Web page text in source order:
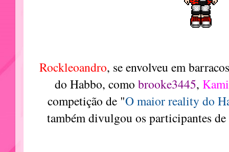
Rockleoandro, se envolveu em
do Habbo, como brooke3445,
competição de "O maior reality do
também divulgou os participantes de